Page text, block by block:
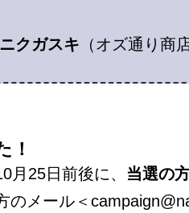
ニクガスキ （オズ通り商
！
月25日前後に、 当選の
のメール＜